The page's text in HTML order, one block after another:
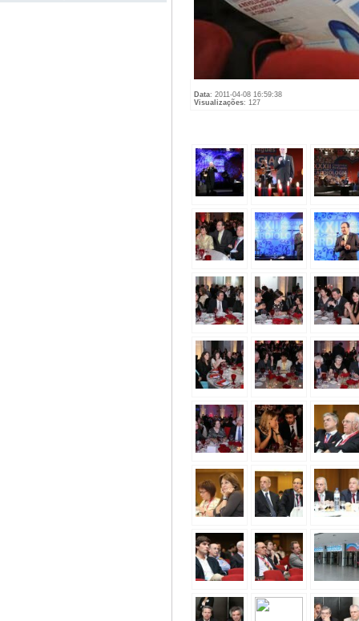
Data: 2011-04-08 16:59:38
Visualizações: 127